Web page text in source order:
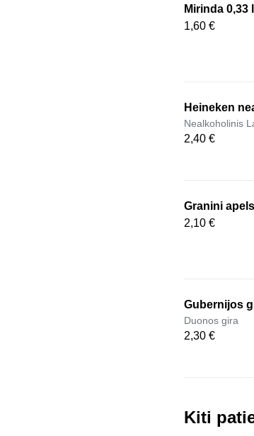
Mirinda 0,33 l
1,60 €
Heineken
Nealkoholinis
2,40 €
Granini
2,10 €
Gubernijos
Duonos gira
2,30 €
Kiti